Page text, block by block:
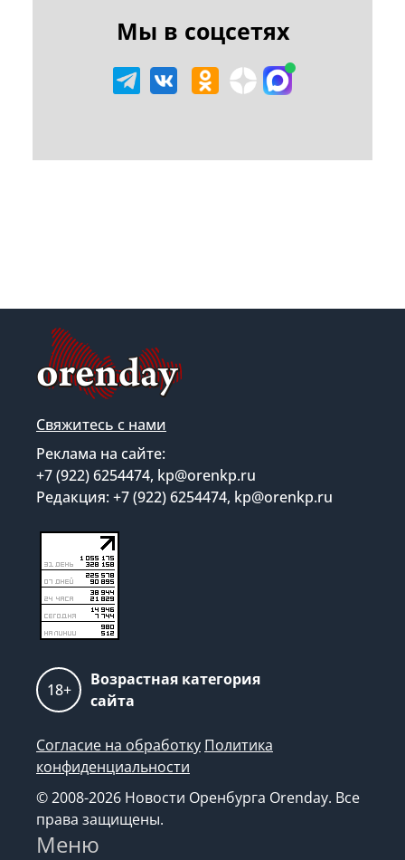
Мы в соцсетях
Свяжитесь с нами
Реклама на сайте:
+7 (922) 6254474, kp@orenkp.ru
Редакция: +7 (922) 6254474, kp@orenkp.ru
18+
Возрастная категория
сайта
Согласие на обработку Политика
конфиденциальности
© 2008-2026 Новости Оренбурга Orenday. Все
права защищены.
Меню